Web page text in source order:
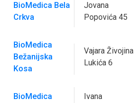
BioMedica Bela
Crkva
Jovana
Popovića 45
BioMedica
Bežanijska
Kosa
Vajara Živojina
Lukića 6
BioMedica
Ivana